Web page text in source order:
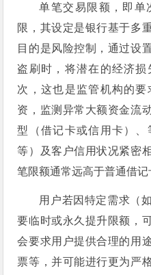
单笔交易限额，即单
限，其设定是银行基于多
目的是风险控制，通过设
盗刷时，将潜在的经济
次，这也是监管机构的
资，监测异常大额资金流
型（借记卡或信用卡）
等）及客户信用状况紧密
笔限额通常远高于普通借记
用户若因特定需求（
要临时或永久提升限额，
会要求用户提供合理的用
票等，并可能进行更为严